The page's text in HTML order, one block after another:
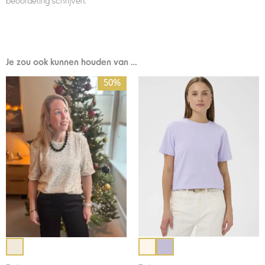
Je zou ook kunnen houden van …
50%
Oorspronkelijke
prijs
was:
€79,95.
Huidige
prijs
is:
€40,00.